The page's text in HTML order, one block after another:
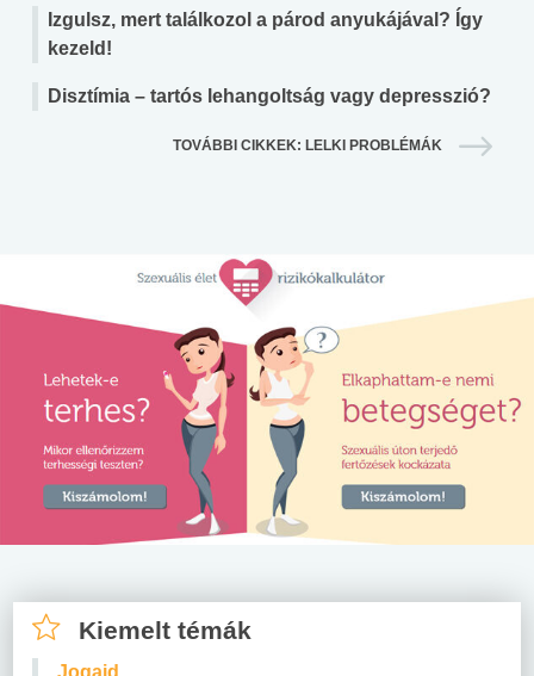
Izgulsz, mert találkozol a párod anyukájával? Így
kezeld!
Disztímia – tartós lehangoltság vagy depresszió?
TOVÁBBI CIKKEK: LELKI PROBLÉMÁK
Kiemelt témák